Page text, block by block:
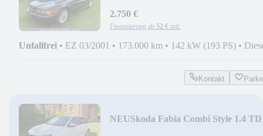
2.750 €
Finanzierung ab 52 € mtl.
Unfallfrei • EZ 03/2001 • 173.000 km • 142 kW (193 PS) •
Kontakt
NEUSkoda Fabia Combi Style 1.4